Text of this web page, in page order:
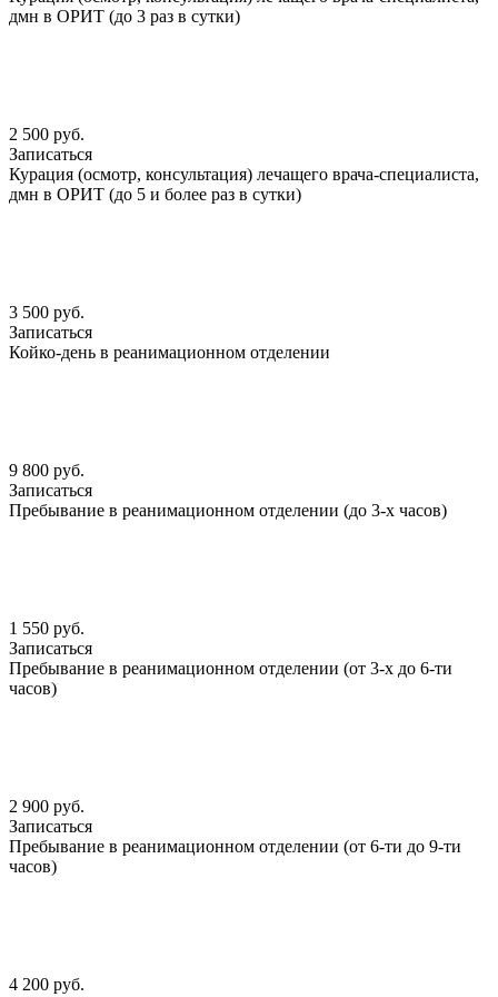
дмн в ОРИТ (до 3 раз в сутки)
2 500 руб.
Записаться
Курация (осмотр, консультация) лечащего врача-специалиста,
дмн в ОРИТ (до 5 и более раз в сутки)
3 500 руб.
Записаться
Койко-день в реанимационном отделении
9 800 руб.
Записаться
Пребывание в реанимационном отделении (до 3-х часов)
1 550 руб.
Записаться
Пребывание в реанимационном отделении (от 3-х до 6-ти
часов)
2 900 руб.
Записаться
Пребывание в реанимационном отделении (от 6-ти до 9-ти
часов)
4 200 руб.